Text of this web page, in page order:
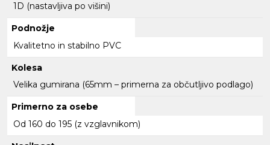
1D (nastavljiva po višini)
Podnožje
Kvalitetno in stabilno PVC
Kolesa
Velika gumirana (65mm – primerna za občutljivo podlago)
Primerno za osebe
Od 160 do 195 (z vzglavnikom)